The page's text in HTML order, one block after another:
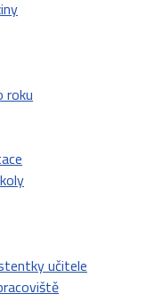
roku
učitele